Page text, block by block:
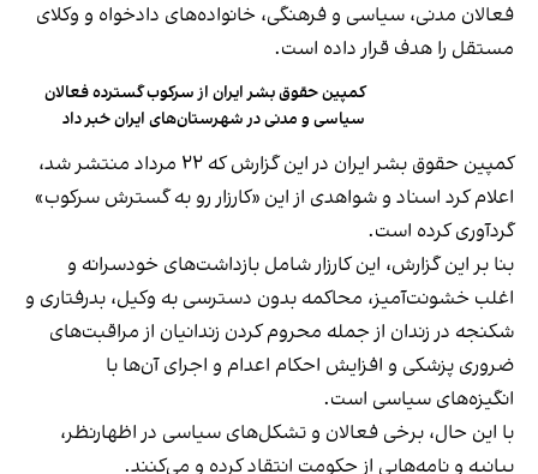
فعالان مدنی، سیاسی و فرهنگی، خانواده‌های دادخواه و وکلای
مستقل را هدف قرار داده است.
کمپین حقوق بشر ایران از سرکوب گسترده فعالان
سیاسی و مدنی در شهرستان‌های ایران خبر داد
کمپین حقوق بشر ایران در این گزارش که ۲۲ مرداد منتشر شد،
اعلام کرد اسناد و شواهدی از این «کارزار رو‌ به‌ گسترش سرکوب»
گردآوری کرده است.
بنا بر این گزارش، این کارزار شامل بازداشت‌های خودسرانه و
اغلب خشونت‌آمیز، محاکمه بدون دسترسی به وکیل، بدرفتاری و
شکنجه در زندان از جمله محروم‌ کردن زندانیان از مراقبت‌های
ضروری پزشکی و افزایش احکام اعدام و اجرای آن‌ها با
انگیزه‌های سیاسی است.
با این حال، برخی فعالان و تشکل‌های سیاسی در اظهارنظر،
بیانیه و نامه‌هایی از حکومت انتقاد کرده و می‌کنند.